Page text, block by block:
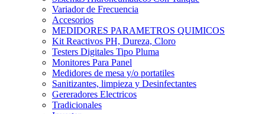
Variador de Frecuencia
Accesorios
MEDIDORES PARAMETROS QUIMICOS
Kit Reactivos PH, Dureza, Cloro
Testers Digitales Tipo Pluma
Monitores Para Panel
Medidores de mesa y/o portatiles
Sanitizantes, limpieza y Desinfectantes
Gereradores Electricos
Tradicionales